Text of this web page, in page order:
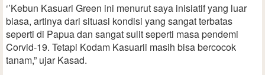
‘’Kebun Kasuari Green ini menurut saya inisiatif yang luar
biasa, artinya dari situasi kondisi yang sangat terbatas
seperti di Papua dan sangat sulit seperti masa pendemi
Corvid-19. Tetapi Kodam Kasuarii masih bisa bercocok
tanam,” ujar Kasad.